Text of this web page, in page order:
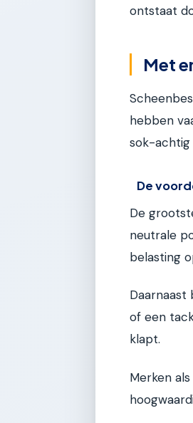
ontstaat
Met
hebben
sok-achtig
De
De
neutrale
belasting
of een
klapt.
Merken